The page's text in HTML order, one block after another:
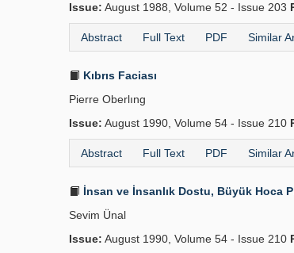
Issue: August 1988, Volume 52 - Issue 203
Abstract Full Text PDF Similar
Kıbrıs Faciası
Pierre Oberlıng
Issue: August 1990, Volume 54 - Issue 210
Abstract Full Text PDF Similar
İnsan ve İnsanlık Dostu, Büyük Hoca
Sevim Ünal
Issue: August 1990, Volume 54 - Issue 210